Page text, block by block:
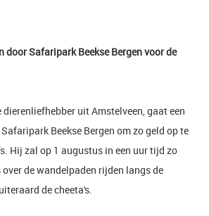
door Safaripark Beekse Bergen voor de
dierenliefhebber uit Amstelveen, gaat een
Beekse Bergen om zo geld op te
Hij zal op 1 augustus in een uur tijd zo
de wandelpaden rijden langs de
de cheeta's.